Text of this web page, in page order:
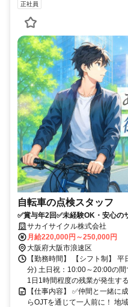
正社員
自転車の点検スタッフ
✅賞与年2回✅未経験OK・安心の
ある職場✅地域貢献も楽しめる
サカイサイクル株式会社
月給220,000円～250,000円
大阪府大阪市浪速区
【勤務時間】 【シフト制】
分) 土日祝：10:00～20:00の間
1日1時間程度の残業が発生す
【仕事内容】 ✅仲間と一緒に
らOJTを通じて一人前に！ 地